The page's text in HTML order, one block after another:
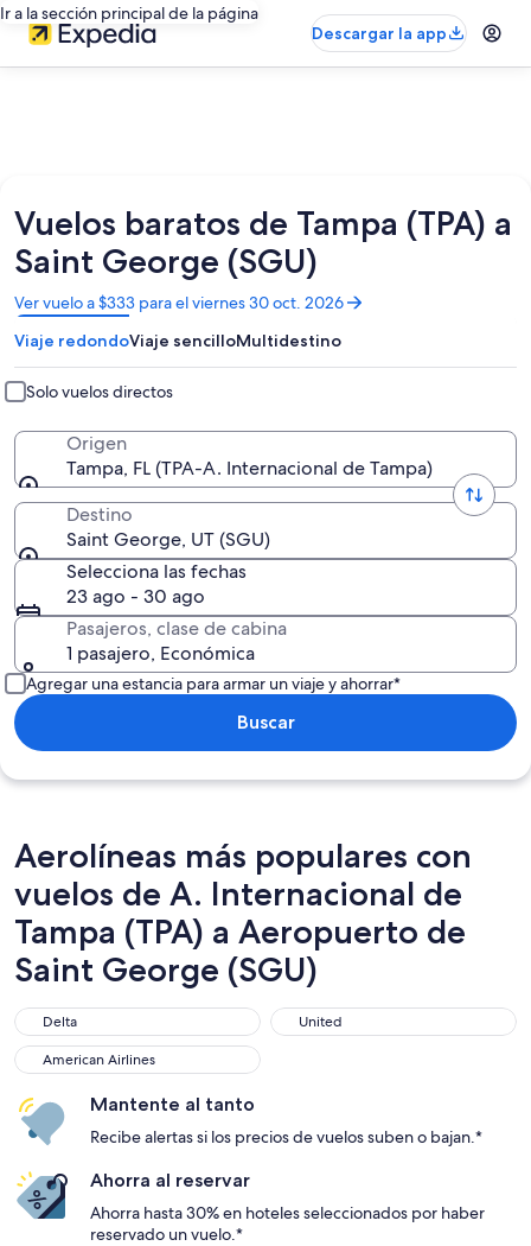
Ir a la sección principal de la página
Descargar la app
Vuelos baratos de Tampa (TPA) a
Saint George (SGU)
Ver vuelo a $333 para el viernes 30 oct. 2026
Se
abrirá
en
una
nueva
ventana
Viaje redondoViaje sencilloMultidestino
Solo vuelos directos
Origen
Tampa, FL (TPA-A. Internacional de Tampa)
Destino
Saint George, UT (SGU)
Selecciona las fechas
23 ago - 30 ago
Pasajeros, clase de cabina
1 pasajero, Económica
Agregar una estancia para armar un viaje y ahorrar*
Buscar
Aerolíneas más populares con
vuelos de A. Internacional de
Tampa (TPA) a Aeropuerto de
Saint George (SGU)
Delta
Delta United
United
American Airlines
American Airlines
Mantente al tanto
Recibe alertas si los precios de vuelos suben o bajan.*
Ahorra al reservar
Ahorra hasta 30% en hoteles seleccionados por haber
reservado un vuelo.*